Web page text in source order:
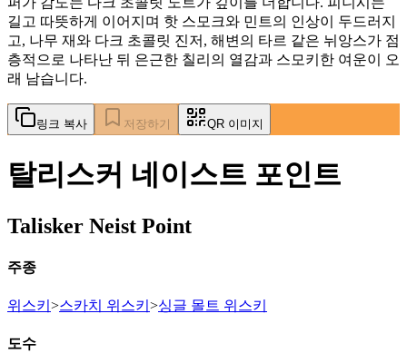
길고 따뜻하게 이어지며 핫 스모크와 민트의 인상이 두드러지
고, 나무 재와 다크 초콜릿 진저, 해변의 타르 같은 뉘앙스가 점
층적으로 나타난 뒤 은근한 칠리의 열감과 스모키한 여운이 오
래 남습니다.
링크 복사 저장하기 QR 이미지
탈리스커 네이스트 포인트
Talisker Neist Point
주종
위스키 >스카치 위스키 >싱글 몰트 위스키
도수